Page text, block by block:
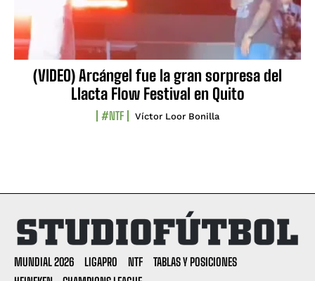
(VIDEO) Arcángel fue la gran sorpresa del
Llacta Flow Festival en Quito
#NTF Víctor Loor Bonilla
MUNDIAL 2026 LIGAPRO NTF
TABLAS Y POSICIONES